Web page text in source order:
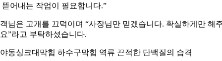
뜯어내는 작업이 필요합니다.”
님은 고개를 끄덕이며 “사장님만 믿겠습니다. 확실하게만 해
”라고 부탁하셨습니다.
동싱크대막힘 하수구막힘 역류 끈적한 단백질의 습격